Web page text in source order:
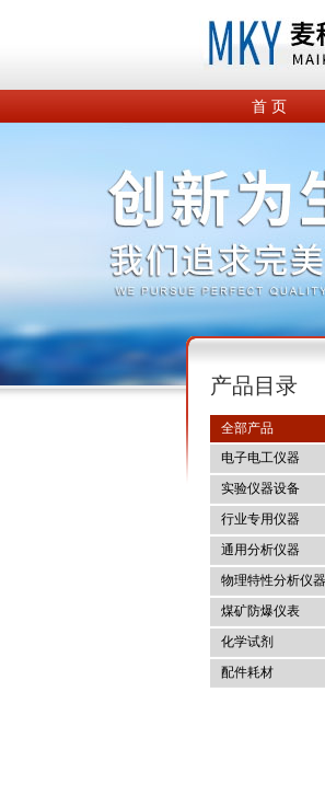
麦科仪（北京）科技
首 页
产品目录
全部产品
电子电工仪器
实验仪器设备
行业专用仪器
通用分析仪器
物理特性分析仪器
煤矿防爆仪表
化学试剂
配件耗材